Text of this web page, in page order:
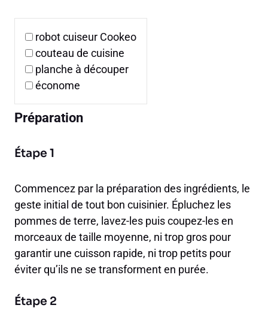
robot cuiseur Cookeo
couteau de cuisine
planche à découper
économe
Préparation
Étape 1
Commencez par la préparation des ingrédients, le
geste initial de tout bon cuisinier. Épluchez les
pommes de terre, lavez-les puis coupez-les en
morceaux de taille moyenne, ni trop gros pour
garantir une cuisson rapide, ni trop petits pour
éviter qu’ils ne se transforment en purée.
Étape 2